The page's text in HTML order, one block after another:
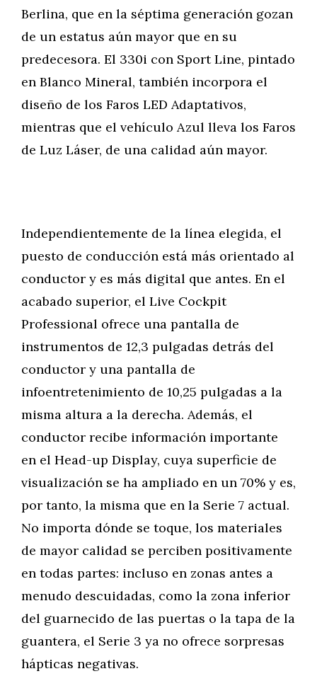
Berlina, que en la séptima generación gozan
de un estatus aún mayor que en su
predecesora. El 330i con Sport Line, pintado
en Blanco Mineral, también incorpora el
diseño de los Faros LED Adaptativos,
mientras que el vehículo Azul lleva los Faros
de Luz Láser, de una calidad aún mayor.
Independientemente de la línea elegida, el
puesto de conducción está más orientado al
conductor y es más digital que antes. En el
acabado superior, el Live Cockpit
Professional ofrece una pantalla de
instrumentos de 12,3 pulgadas detrás del
conductor y una pantalla de
infoentretenimiento de 10,25 pulgadas a la
misma altura a la derecha. Además, el
conductor recibe información importante
en el Head-up Display, cuya superficie de
visualización se ha ampliado en un 70% y es,
por tanto, la misma que en la Serie 7 actual.
No importa dónde se toque, los materiales
de mayor calidad se perciben positivamente
en todas partes: incluso en zonas antes a
menudo descuidadas, como la zona inferior
del guarnecido de las puertas o la tapa de la
guantera, el Serie 3 ya no ofrece sorpresas
hápticas negativas.